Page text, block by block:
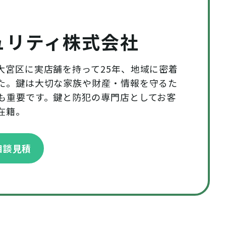
ティ株式会社
区に実店舗を持って25年、地域に密着
鍵は大切な家族や財産・情報を守るた
要です。鍵と防犯の専門店としてお客
。
見積